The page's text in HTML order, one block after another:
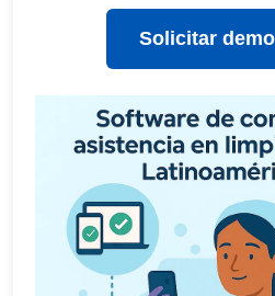
Solicitar